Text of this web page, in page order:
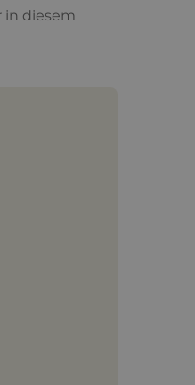
in diesem